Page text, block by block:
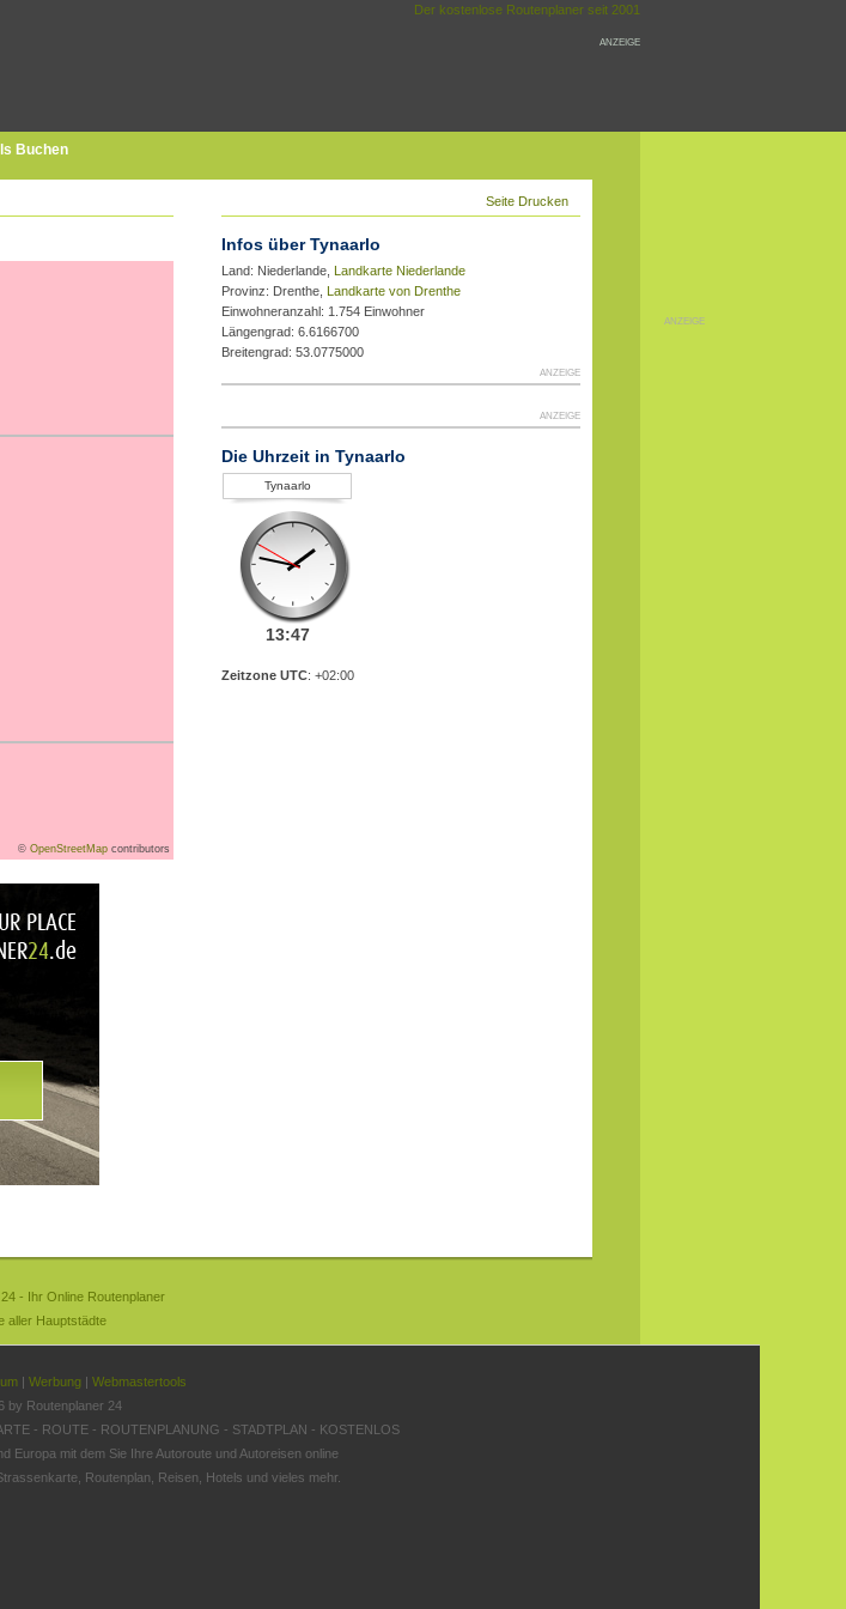
Der kostenlose Routenplaner seit 2001
ANZEIGE
ANZEIGE
Buchen
Seite Drucken
© OpenStreetMap contributors
Infos über Tynaarlo
Land: Niederlande, Landkarte Niederlande
Provinz: Drenthe, Landkarte von Drenthe
Einwohneranzahl: 1.754 Einwohner
Längengrad: 6.6166700
Breitengrad: 53.0775000
ANZEIGE
ANZEIGE
Die Uhrzeit in Tynaarlo
Tynaarlo
13:47
Zeitzone UTC: +02:00
- Ihr Online Routenplaner
aller Hauptstädte
| Werbung | Webmastertools
by Routenplaner 24
- ROUTE - ROUTENPLANUNG - STADTPLAN - KOSTENLOS
Europa mit dem Sie Ihre Autoroute und Autoreisen online
Routenplan, Reisen, Hotels und vieles mehr.